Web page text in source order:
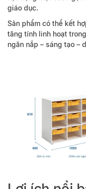
giáo dục.
Sản phẩm có thể kết
tăng tính linh hoạt
ngăn nắp – sáng tạo –